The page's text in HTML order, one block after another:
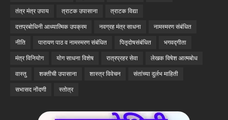
तंत्र मंत्र उपाय त्राटक उपासाना त्राटक विद्या
दत्तप्रबोधिनी आध्यात्मिक उपक्रम नवग्रह मंत्र साधना नामस्मरण संबंधित
नीति पारायण पाठ व नामस्मरण संबंधित पितृदोषसंबंधित भगवद्गीता
मंत्र विनियोग योग साधना विशेष रात्रप्रहर सेवा लेखक विषेश आत्मबोध
वास्तु शक्तीची उपासाना शास्त्र विवेचन संतांच्या दुर्लभ माहिती
सभासद नोंदणी स्तोत्र